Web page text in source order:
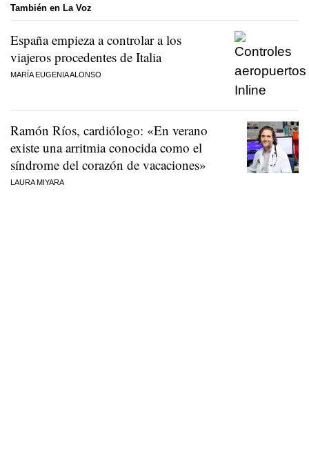
También en La Voz
España empieza a controlar a los
viajeros procedentes de Italia
MARÍA EUGENIA ALONSO
Ramón Ríos, cardiólogo: «En verano
existe una arritmia conocida como el
síndrome del corazón de vacaciones»
LAURA MIYARA